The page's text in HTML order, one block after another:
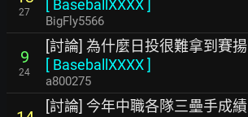
27
[ BaseballXXXX]
BigFly5566
9
24
[討論] 為什麼日投很難拿到賽揚
[ BaseballXXXX]
a800275
[討論] 今年中職各隊三壘手成績